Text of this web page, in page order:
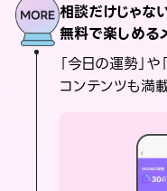
相談だけじゃな
無料で楽しめる
「今日の運勢」
コンテンツも満載